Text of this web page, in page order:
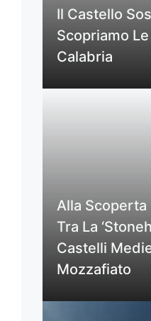
Il Castello
Scopriamo
Calabria
Alla Scoperta
Tra La
Castelli
Mozzafiato